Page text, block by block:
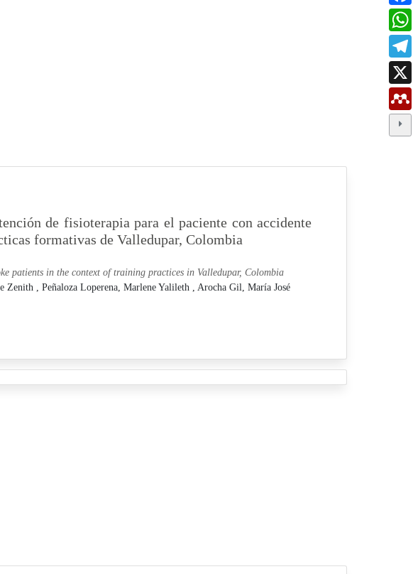
de fisioterapia para el paciente con accidente
formativas de Valledupar, Colombia
patients in the context of training practices in Valledupar, Colombia
Zenith , Peñaloza Loperena, Marlene Yalileth , Arocha Gil, María José